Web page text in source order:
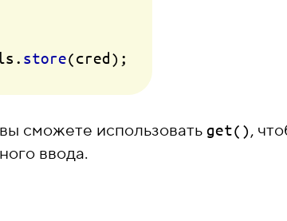
. store
сможете использовать get(),
ввода.